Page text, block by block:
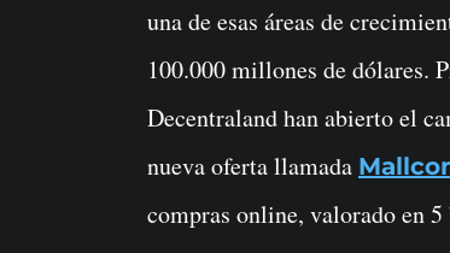
una de esas áreas de
100.000 millones de dólares.
Decentraland han abierto el
nueva oferta llamada
compras online, valorado en